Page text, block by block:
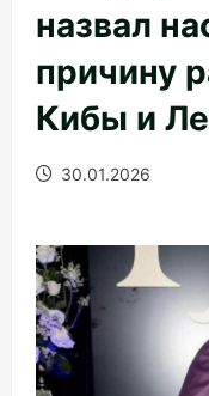
назвал
причину
Кибы и
30.01.2026